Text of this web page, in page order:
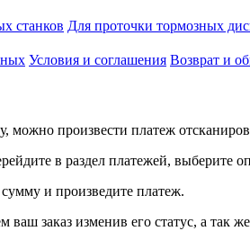
станков Для проточки тормозных
Условия и соглашения Возврат и
можно произвести платеж
в раздел платежей, выберите
и произведите платеж.
ваш заказ изменив его статус, а так